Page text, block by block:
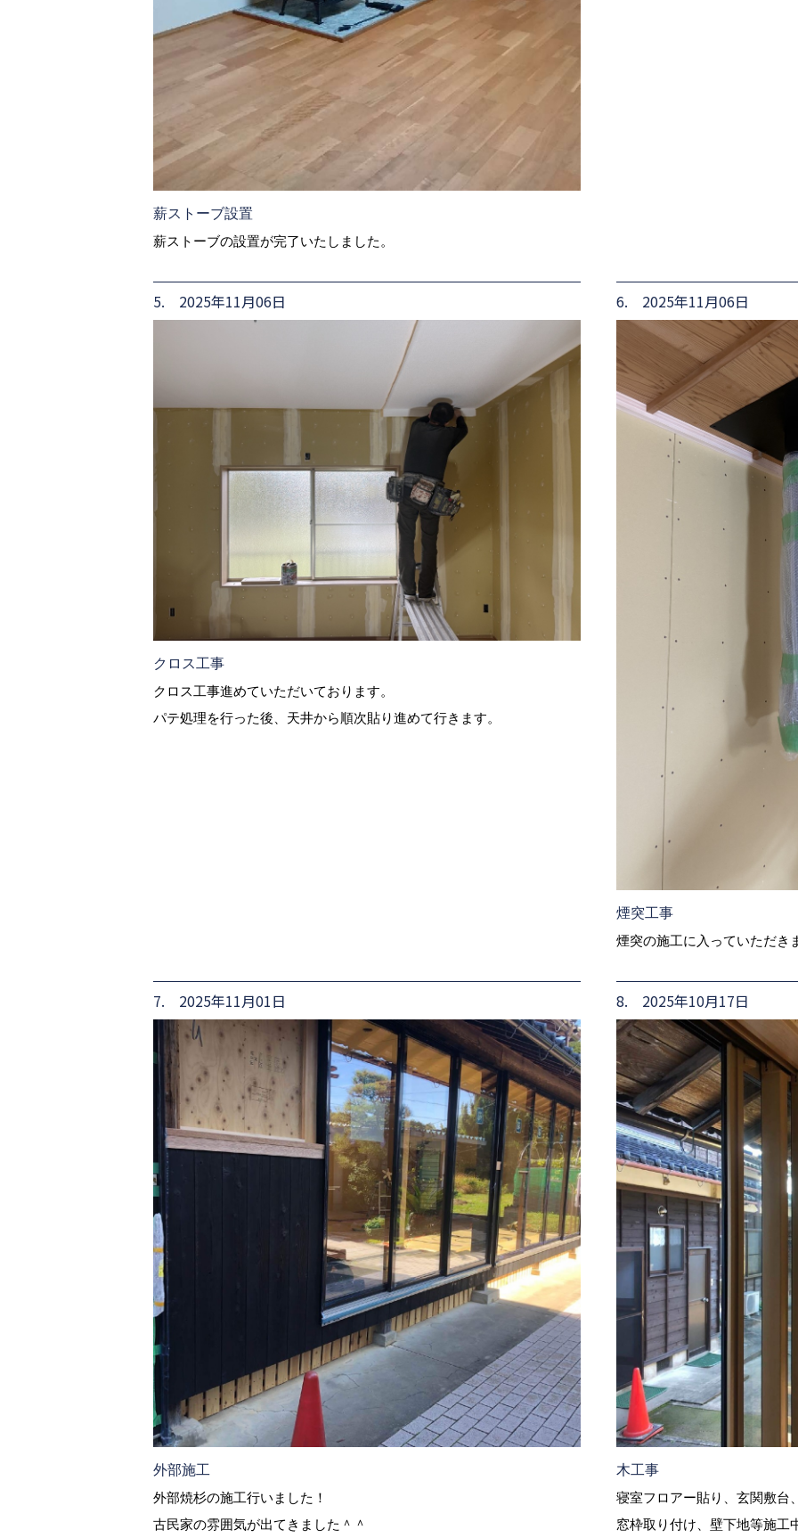
薪ストーブ設置
薪ストーブの設置が完了いたしました。
5. 2025年11月06日
クロス工事
クロス工事進めていただいております。
パテ処理を行った後、天井から順次貼り進めて行きます。
6. 2025年11月06日
煙突工事
煙突の施工に入っていただき
7. 2025年11月01日
外部施工
外部焼杉の施工行いました！
古民家の雰囲気が出てきました＾＾
8. 2025年10月17日
木工事
寝室フロアー貼り、玄関敷台
窓枠取り付け、壁下地等施工